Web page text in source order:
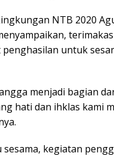
NTB 2020
untuk
menjadi bagian
hati dan ihklas kami
sesama, kegiatan